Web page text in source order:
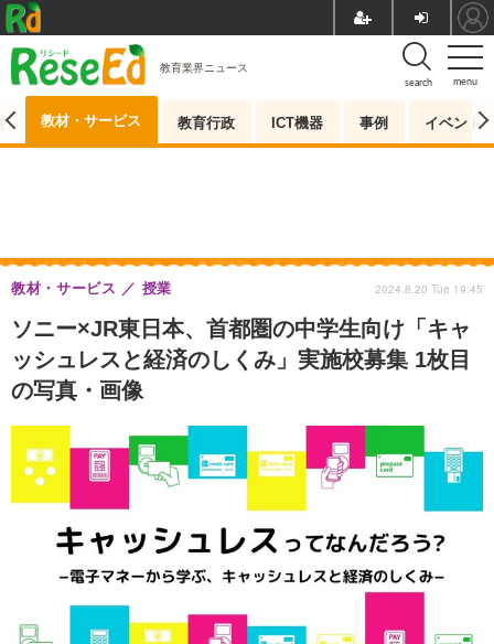
menu
search
教育業界ニュース
教材・サービス 教育行政 ICT機器 事例 イベント
ソニー×JR東日本、首都圏の中学生向け「キャ
ッシュレスと経済のしくみ」実施校募集 1枚目
の写真・画像
教材・サービス 授業 2024.8.20 Tue 19:45